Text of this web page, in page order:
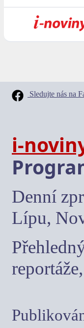
Sledujte nás na
i-
Denní
Lípu,